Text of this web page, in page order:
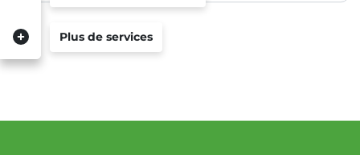
Plus de services